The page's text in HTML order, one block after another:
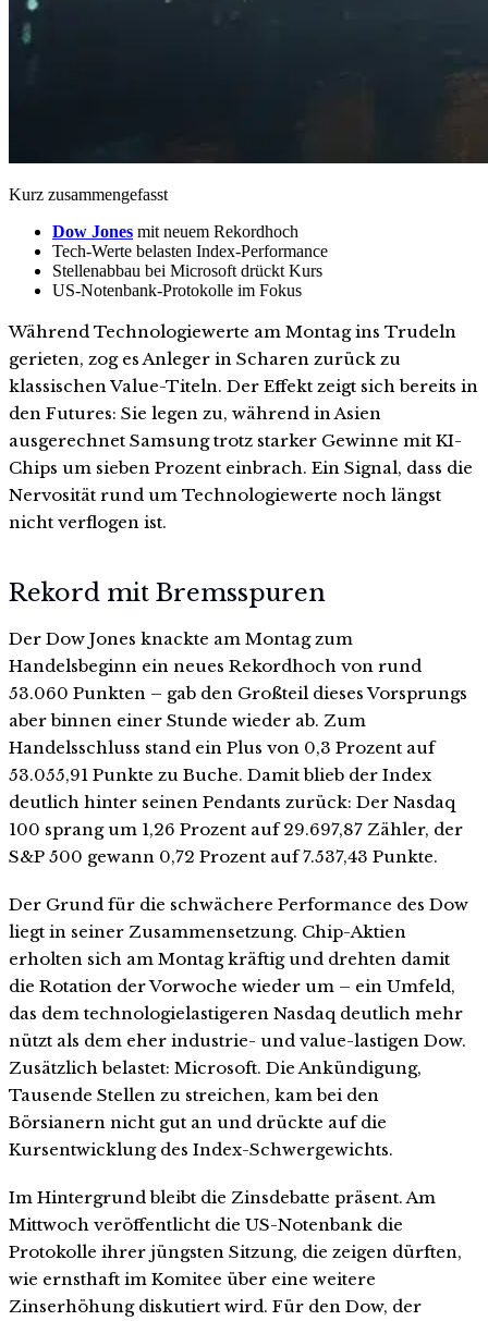
Kurz zusammengefasst
Dow Jones mit neuem Rekordhoch
Tech-Werte belasten Index-Performance
Stellenabbau bei Microsoft drückt Kurs
US-Notenbank-Protokolle im Fokus
Während Technologiewerte am Montag ins Trudeln
gerieten, zog es Anleger in Scharen zurück zu
klassischen Value-Titeln. Der Effekt zeigt sich bereits in
den Futures: Sie legen zu, während in Asien
ausgerechnet Samsung trotz starker Gewinne mit KI-
Chips um sieben Prozent einbrach. Ein Signal, dass die
Nervosität rund um Technologiewerte noch längst
nicht verflogen ist.
Rekord mit Bremsspuren
Der Dow Jones knackte am Montag zum
Handelsbeginn ein neues Rekordhoch von rund
53.060 Punkten – gab den Großteil dieses Vorsprungs
aber binnen einer Stunde wieder ab. Zum
Handelsschluss stand ein Plus von 0,3 Prozent auf
53.055,91 Punkte zu Buche. Damit blieb der Index
deutlich hinter seinen Pendants zurück: Der Nasdaq
100 sprang um 1,26 Prozent auf 29.697,87 Zähler, der
S&P 500 gewann 0,72 Prozent auf 7.537,43 Punkte.
Der Grund für die schwächere Performance des Dow
liegt in seiner Zusammensetzung. Chip-Aktien
erholten sich am Montag kräftig und drehten damit
die Rotation der Vorwoche wieder um – ein Umfeld,
das dem technologielastigeren Nasdaq deutlich mehr
nützt als dem eher industrie- und value-lastigen Dow.
Zusätzlich belastet: Microsoft. Die Ankündigung,
Tausende Stellen zu streichen, kam bei den
Börsianern nicht gut an und drückte auf die
Kursentwicklung des Index-Schwergewichts.
Im Hintergrund bleibt die Zinsdebatte präsent. Am
Mittwoch veröffentlicht die US-Notenbank die
Protokolle ihrer jüngsten Sitzung, die zeigen dürften,
wie ernsthaft im Komitee über eine weitere
Zinserhöhung diskutiert wird. Für den Dow, der